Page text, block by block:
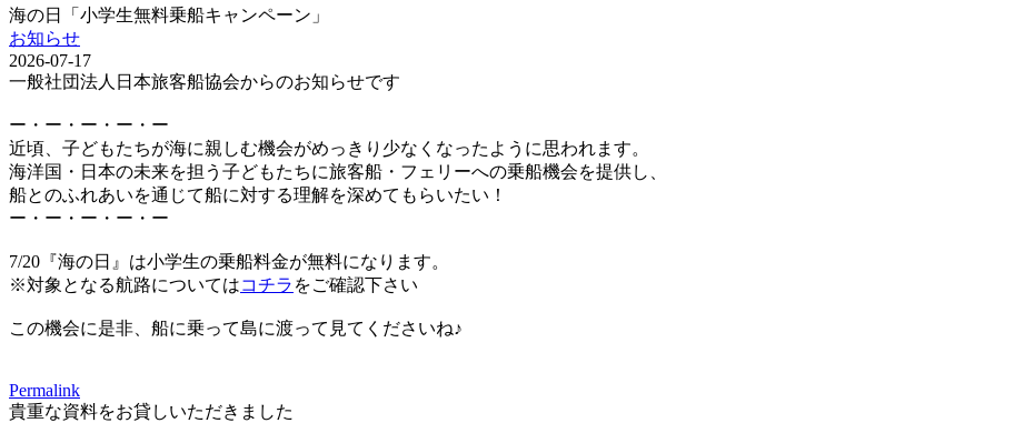
海の日「小学生無料乗船キャンペーン」
お知らせ
2026-07-17
一般社団法人日本旅客船協会からのお知らせです
ー・ー・ー・ー・ー
近頃、子どもたちが海に親しむ機会がめっきり少なくなったように思われます。
海洋国・日本の未来を担う子どもたちに旅客船・フェリーへの乗船機会を提供し、
船とのふれあいを通じて船に対する理解を深めてもらいたい！
ー・ー・ー・ー・ー
7/20『海の日』は小学生の乗船料金が無料になります。
※対象となる航路についてはコチラ をご確認下さい
この機会に是非、船に乗って島に渡って見てくださいね♪
Permalink
貴重な資料をお貸しいただきました